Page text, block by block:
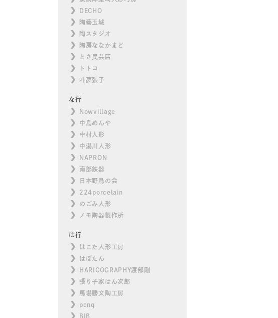
DECHO
陶藝玉城
陶スタジオ
陶房ななかまど
とさ民芸店
トトコ
叶夢張子
な行
Nowvillage
中島めんや
中村人形
中湯川人形
NAPRON
南部鉄器
日本野鳥の会
224porcelain
のごみ人形
ノモ陶器製作所
は行
はこた人形工房
はぼたん
HARICOGRAPHY渡部剛
張り子家はん次郎
馬場勝文陶工房
pcnq
BIB